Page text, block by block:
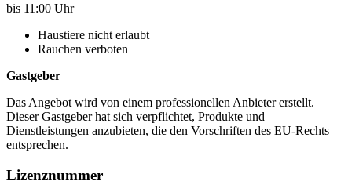
bis 11:00 Uhr
Haustiere nicht erlaubt
Rauchen verboten
Gastgeber
Das Angebot wird von einem professionellen Anbieter erstellt.
Dieser Gastgeber hat sich verpflichtet, Produkte und
Dienstleistungen anzubieten, die den Vorschriften des EU-Rechts
entsprechen.
Lizenznummer